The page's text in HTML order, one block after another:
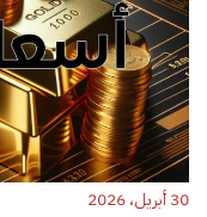
30 أبريل، 2026